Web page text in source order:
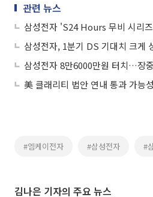
관련 뉴스
삼성전자 'S24 Hours 무비 시리
삼성전자 8만6000만원 터치…장
#엠케이전자 #삼성전자 #
김나은 기자의 주요 뉴스